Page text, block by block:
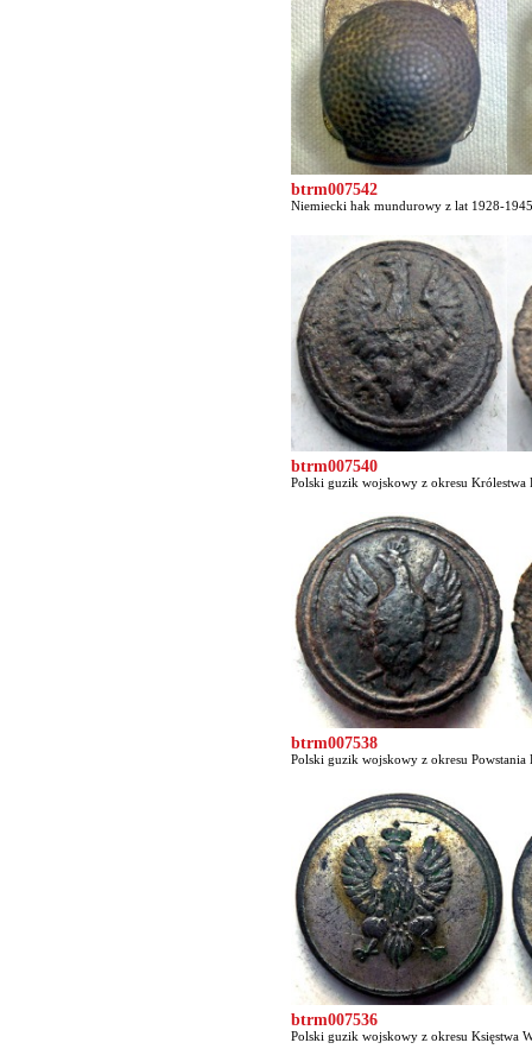
btrm007542
Niemiecki hak mundurowy z lat 1928-
btrm007540
Polski guzik wojskowy z okresu Królestwa
btrm007538
Polski guzik wojskowy z okresu Powstania
btrm007536
Polski guzik wojskowy z okresu Księstwa